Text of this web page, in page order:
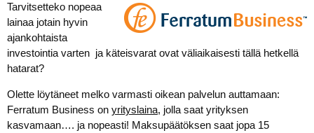
Tarvitsetteko nopeaa
lainaa jotain hyvin
ajankohtaista
investointia varten ja käteisvarat ovat väliaikaisesti tällä hetkellä
hatarat?
Olette löytäneet melko varmasti oikean palvelun auttamaan:
Ferratum Business on yrityslaina, jolla saat yrityksen
kasvamaan…. ja nopeasti! Maksupäätöksen saat jopa 15